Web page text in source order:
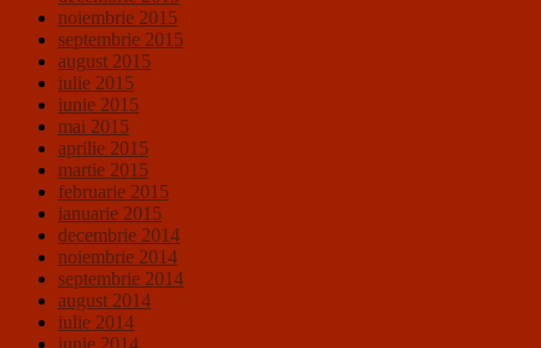
noiembrie 2015
septembrie 2015
august 2015
iulie 2015
iunie 2015
mai 2015
aprilie 2015
martie 2015
februarie 2015
ianuarie 2015
decembrie 2014
noiembrie 2014
septembrie 2014
august 2014
iulie 2014
iunie 2014